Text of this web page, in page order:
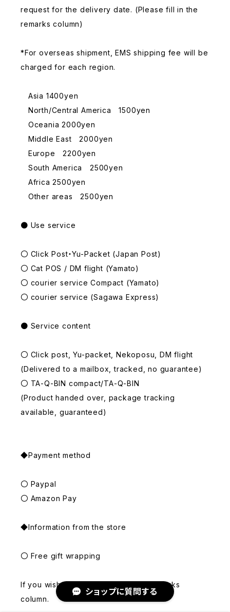
ショップに質問する
request for the delivery date. (Please fill in the
remarks column)
*For overseas shipment, EMS shipping fee will be
charged for each region.
Asia 1400yen
North/Central America 1500yen
Oceania 2000yen
Middle East 2000yen
Europe 2200yen
South America 2500yen
Africa 2500yen
Other areas 2500yen
● Use service
〇 Click Post・Yu-Packet (Japan Post)
〇 Cat POS / DM flight (Yamato)
〇 courier service Compact (Yamato)
〇 courier service (Sagawa Express)
● Service content
〇 Click post, Yu-packet, Nekoposu, DM flight
(Delivered to a mailbox, tracked, no guarantee)
〇 TA-Q-BIN compact/TA-Q-BIN
(Product handed over, package tracking
available, guaranteed)
◆Payment method
〇 Paypal
〇 Amazon Pay
◆Information from the store
〇 Free gift wrapping
If you wish, please indicate in the remarks
column.